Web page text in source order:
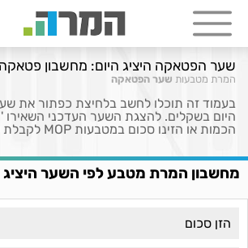
שער הפטאקה היציג היום: מחשבון
המרת מטבעות שער הפטאקה
בעמוד זה תוכלו לחשב בלחיצת כפתור את
הכמות או הזינו סכום במטבעות MOP לקבלת ערכם ב- ILS.
מחשבון המרת מטבע לפי השער היציג